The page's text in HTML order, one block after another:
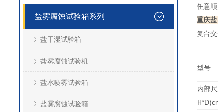
盐雾腐蚀试验箱系列
盐干湿试验箱
盐雾腐蚀试验机
盐水喷雾试验箱
盐雾腐蚀试验箱
任意
重庆
复合
型号
内部